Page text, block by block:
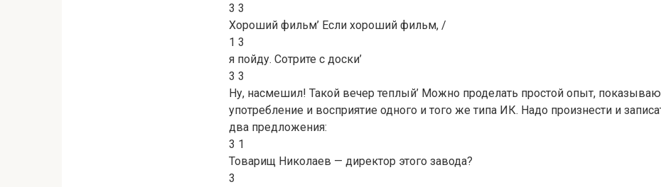
3 3
Хороший фильм’ Если хороший фильм, /
1 3
я пойду. Сотрите с доски’
3 3
Ну, насмешил! Такой вечер теплый’ Можно проделать простой опыт,
употребление и восприятие одного и того же типа ИК. Надо произнести и
два предложения:
3 1
Товарищ Николаев — директор этого завода?
3